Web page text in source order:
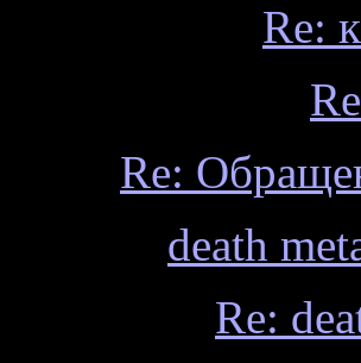
Re:
Re:
death
Re: